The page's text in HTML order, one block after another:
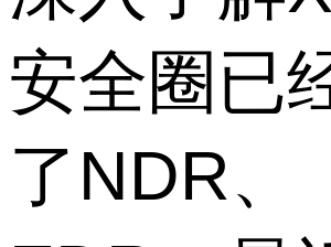
安全圈已
了NDR、